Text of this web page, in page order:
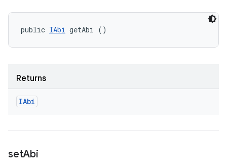
public IAbi getAbi ()
Returns
IAbi
setAbi